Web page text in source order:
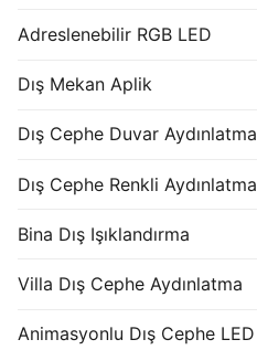
Adreslenebilir RGB LED
Dış Mekan Aplik
Dış Cephe Duvar Aydınlatma
Dış Cephe Renkli Aydınlatma
Bina Dış Işıklandırma
Villa Dış Cephe Aydınlatma
Animasyonlu Dış Cephe LED